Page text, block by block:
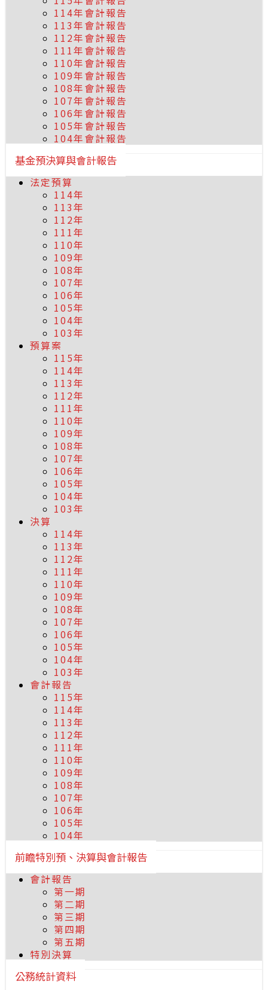
114年會計報告
113年會計報告
112年會計報告
111年會計報告
110年會計報告
109年會計報告
108年會計報告
107年會計報告
106年會計報告
105年會計報告
104年會計報告
基金預決算與會計報告
法定預算
114年
113年
112年
111年
110年
109年
108年
107年
106年
105年
104年
103年
預算案
115年
114年
113年
112年
111年
110年
109年
108年
107年
106年
105年
104年
103年
決算
114年
113年
112年
111年
110年
109年
108年
107年
106年
105年
104年
103年
會計報告
115年
114年
113年
112年
111年
110年
109年
108年
107年
106年
105年
104年
前瞻特別預、決算與會計報告
會計報告
第一期
第二期
第三期
第四期
第五期
特別決算
公務統計資料